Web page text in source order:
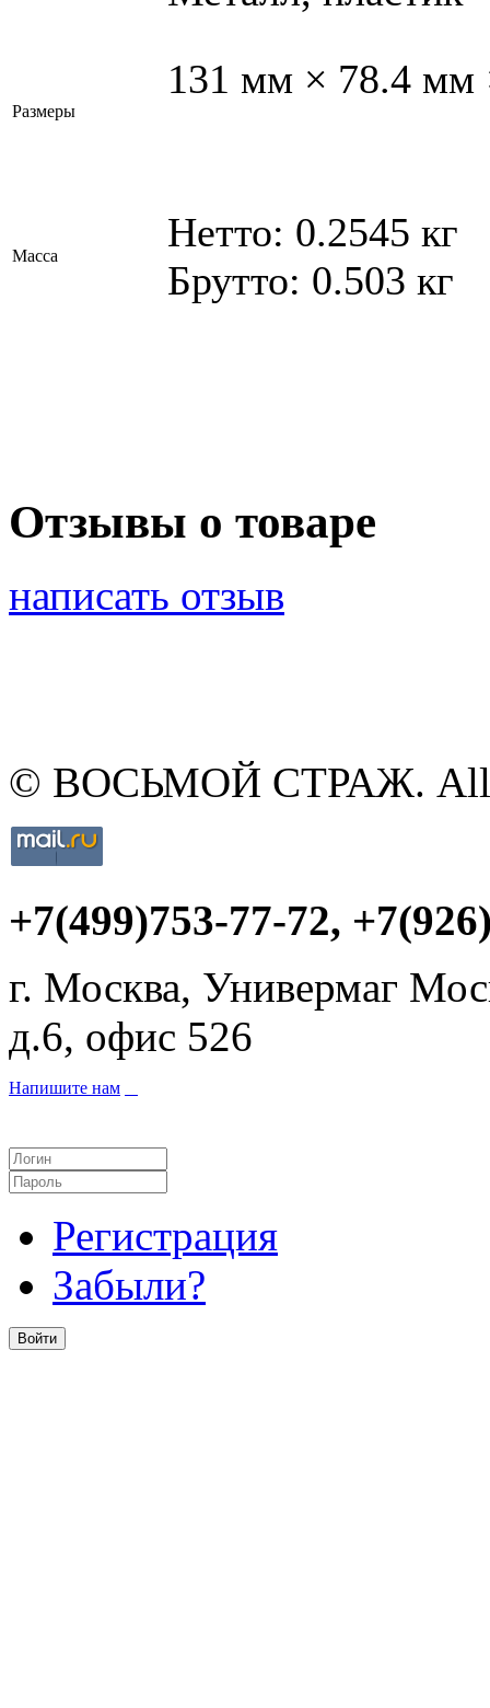
Размеры
131 мм × 78.4 мм
Масса
Нетто: 0.2545 кг
Брутто: 0.503 кг
Отзывы о товаре
написать отзыв
© ВОСЬМОЙ СТРАЖ. All
+7(499)753-77-72,
г. Москва, Универмаг
д.6, офис 526
Напишите нам
Регистрация
Забыли?